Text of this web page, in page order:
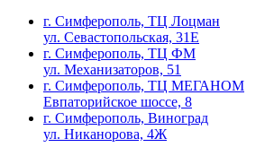
г. Симферополь, ТЦ Лоцман
ул. Севастопольская, 31Е
г. Симферополь, ТЦ ФМ
ул. Механизаторов, 51
г. Симферополь, ТЦ МЕГАНОМ
Евпаторийское шоссе, 8
г. Симферополь, Виноград
ул. Никанорова, 4Ж